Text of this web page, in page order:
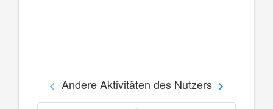
Andere Aktivitäten des Nutzers